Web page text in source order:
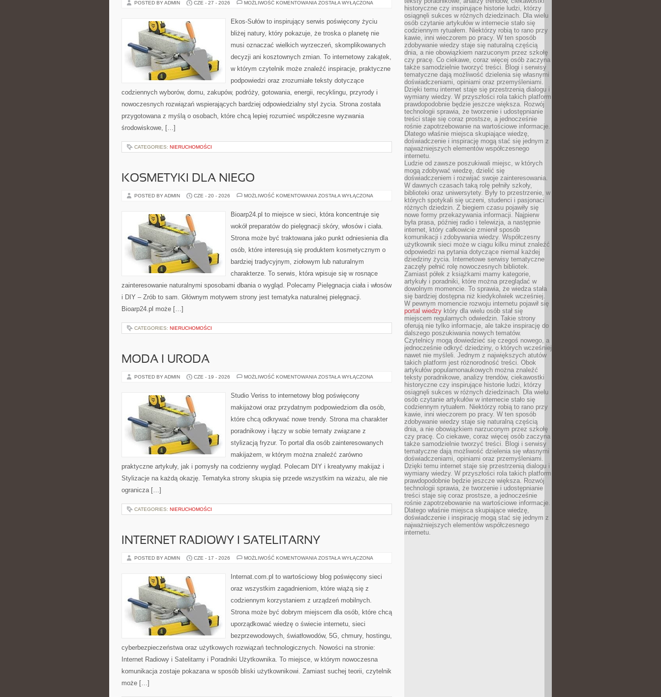
POSTED BY ADMIN CZE - 27 - 2026 MOŻLIWOŚĆ KOMENTOWANIA RECYKLING
ZOSTAŁA WYŁĄCZONA
Ekos-Sułów to inspirujący serwis poświęcony życiu
bliżej natury, który pokazuje, że troska o planetę nie
musi oznaczać wielkich wyrzeczeń, skomplikowanych
decyzji ani kosztownych zmian. To internetowy zakątek,
w którym czytelnik może znaleźć inspiracje, praktyczne
podpowiedzi oraz zrozumiałe teksty dotyczące
codziennych wyborów, domu, zakupów, podróży, gotowania, energii, recyklingu, przyrody i
nowoczesnych rozwiązań wspierających bardziej odpowiedzialny styl życia. Strona została
przygotowana z myślą o osobach, które chcą lepiej rozumieć współczesne wyzwania
środowiskowe, […]
CATEGORIES: NIERUCHOMOŚCI
KOSMETYKI DLA NIEGO
POSTED BY ADMIN CZE - 20 - 2026 MOŻLIWOŚĆ KOMENTOWANIA KOSMETYKI
ZOSTAŁA WYŁĄCZONA
Bioarp24.pl to miejsce w sieci, która koncentruje się
wokół preparatów do pielęgnacji skóry, włosów i ciała.
Strona może być traktowana jako punkt odniesienia dla
osób, które interesują się produktem kosmetycznym o
bardziej tradycyjnym, ziołowym lub naturalnym
charakterze. To serwis, która wpisuje się w rosnące
zainteresowanie naturalnymi sposobami dbania o wygląd. Polecamy Pielęgnacja ciała i włosów
i DIY – Zrób to sam. Głównym motywem strony jest tematyka naturalnej pielęgnacji.
Bioarp24.pl może […]
CATEGORIES: NIERUCHOMOŚCI
MODA I URODA
POSTED BY ADMIN CZE - 19 - 2026 MOŻLIWOŚĆ KOMENTOWANIA MODA
ZOSTAŁA WYŁĄCZONA
Studio Veriss to internetowy blog poświęcony
makijażowi oraz przydatnym podpowiedziom dla osób,
które chcą odkrywać nowe trendy. Strona ma charakter
poradnikowy i łączy w sobie tematy związane z
stylizacją fryzur. To portal dla osób zainteresowanych
makijażem, w którym można znaleźć zarówno
praktyczne artykuły, jak i pomysły na codzienny wygląd. Polecam DIY i kreatywny makijaż i
Stylizacje na każdą okazję. Tematyka strony skupia się przede wszystkim na wizażu, ale nie
ogranicza […]
CATEGORIES: NIERUCHOMOŚCI
INTERNET RADIOWY I SATELITARNY
POSTED BY ADMIN CZE - 17 - 2026 MOŻLIWOŚĆ KOMENTOWANIA INTERNET
SATELITARNY
ZOSTAŁA WYŁĄCZONA
Internat.com.pl to wartościowy blog poświęcony sieci
oraz wszystkim zagadnieniom, które wiążą się z
codziennym korzystaniem z urządzeń mobilnych.
Strona może być dobrym miejscem dla osób, które chcą
uporządkować wiedzę o świecie internetu, sieci
bezprzewodowych, światłowodów, 5G, chmury, hostingu,
cyberbezpieczeństwa oraz użytkowych rozwiązań technologicznych. Nowości na stronie:
Internet Radiowy i Satelitarny i Poradniki Użytkownika. To miejsce, w którym nowoczesna
komunikacja zostaje pokazana w sposób bliski użytkownikowi. Zamiast suchej teorii, czytelnik
może […]
historyczne czy inspirujące historie ludzi, którzy
osiągnęli sukces w różnych dziedzinach. Dla wielu
osób czytanie artykułów w internecie stało się
codziennym rytuałem. Niektórzy robią to rano przy
kawie, inni wieczorem po pracy. W ten sposób
zdobywanie wiedzy staje się naturalną częścią
dnia, a nie obowiązkiem narzuconym przez szkołę
czy pracę. Co ciekawe, coraz więcej osób zaczyna
także samodzielnie tworzyć treści. Blogi i serwisy
tematyczne dają możliwość dzielenia się własnymi
doświadczeniami, opiniami oraz przemyśleniami.
Dzięki temu internet staje się przestrzenią dialogu i
wymiany wiedzy. W przyszłości rola takich platform
prawdopodobnie będzie jeszcze większa. Rozwój
technologii sprawia, że tworzenie i udostępnianie
treści staje się coraz prostsze, a jednocześnie
rośnie zapotrzebowanie na wartościowe informacje.
Dlatego właśnie miejsca skupiające wiedzę,
doświadczenie i inspirację mogą stać się jednym z
najważniejszych elementów współczesnego
internetu.
Ludzie od zawsze poszukiwali miejsc, w których
mogą zdobywać wiedzę, dzielić się
doświadczeniem i rozwijać swoje zainteresowania.
W dawnych czasach taką rolę pełniły szkoły,
biblioteki oraz uniwersytety. Były to przestrzenie, w
których spotykali się uczeni, studenci i pasjonaci
różnych dziedzin. Z biegiem czasu pojawiły się
nowe formy przekazywania informacji. Najpierw
była prasa, później radio i telewizja, a następnie
internet, który całkowicie zmienił sposób
komunikacji i zdobywania wiedzy. Współczesny
użytkownik sieci może w ciągu kilku minut znaleźć
odpowiedzi na pytania dotyczące niemal każdej
dziedziny życia. Internetowe serwisy tematyczne
zaczęły pełnić rolę nowoczesnych bibliotek.
Zamiast półek z książkami mamy kategorie,
artykuły i poradniki, które można przeglądać w
dowolnym momencie. To sprawia, że wiedza stała
się bardziej dostępna niż kiedykolwiek wcześniej.
W pewnym momencie rozwoju internetu pojawił się
portal wiedzy który dla wielu osób stał się
miejscem regularnych odwiedzin. Takie strony
oferują nie tylko informacje, ale także inspirację do
dalszego poszukiwania nowych tematów.
Czytelnicy mogą dowiedzieć się czegoś nowego, a
jednocześnie odkryć dziedziny, o których wcześniej
nawet nie myśleli. Jednym z największych atutów
takich platform jest różnorodność treści. Obok
artykułów popularnonaukowych można znaleźć
teksty poradnikowe, analizy trendów, ciekawostki
historyczne czy inspirujące historie ludzi, którzy
osiągnęli sukces w różnych dziedzinach. Dla wielu
osób czytanie artykułów w internecie stało się
codziennym rytuałem. Niektórzy robią to rano przy
kawie, inni wieczorem po pracy. W ten sposób
zdobywanie wiedzy staje się naturalną częścią
dnia, a nie obowiązkiem narzuconym przez szkołę
czy pracę. Co ciekawe, coraz więcej osób zaczyna
także samodzielnie tworzyć treści. Blogi i serwisy
tematyczne dają możliwość dzielenia się własnymi
doświadczeniami, opiniami oraz przemyśleniami.
Dzięki temu internet staje się przestrzenią dialogu i
wymiany wiedzy. W przyszłości rola takich platform
prawdopodobnie będzie jeszcze większa. Rozwój
technologii sprawia, że tworzenie i udostępnianie
treści staje się coraz prostsze, a jednocześnie
rośnie zapotrzebowanie na wartościowe informacje.
Dlatego właśnie miejsca skupiające wiedzę,
doświadczenie i inspirację mogą stać się jednym z
najważniejszych elementów współczesnego
internetu.